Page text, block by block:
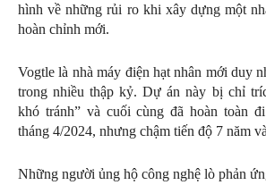
hình về những rủi ro khi xây dựng một
hoàn chỉnh mới.
Vogtle là nhà máy điện hạt nhân mới duy
trong nhiều thập kỷ. Dự án này bị chỉ
khó tránh” và cuối cùng đã hoàn toàn
tháng 4/2024, nhưng chậm tiến độ 7 năm
Những người ủng hộ công nghệ lò phản